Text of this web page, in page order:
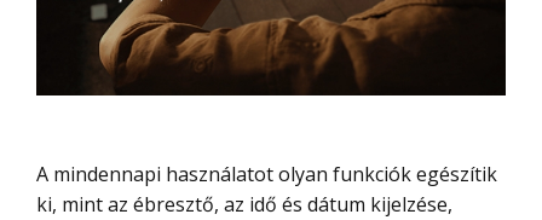
A mindennapi használatot olyan funkciók egészítik
ki, mint az ébresztő, az idő és dátum kijelzése,